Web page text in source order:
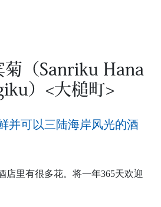
菊（Sanriku Hana
）<大槌町>
并可以三陆海岸风光的酒
店里有很多花。将一年365天欢迎